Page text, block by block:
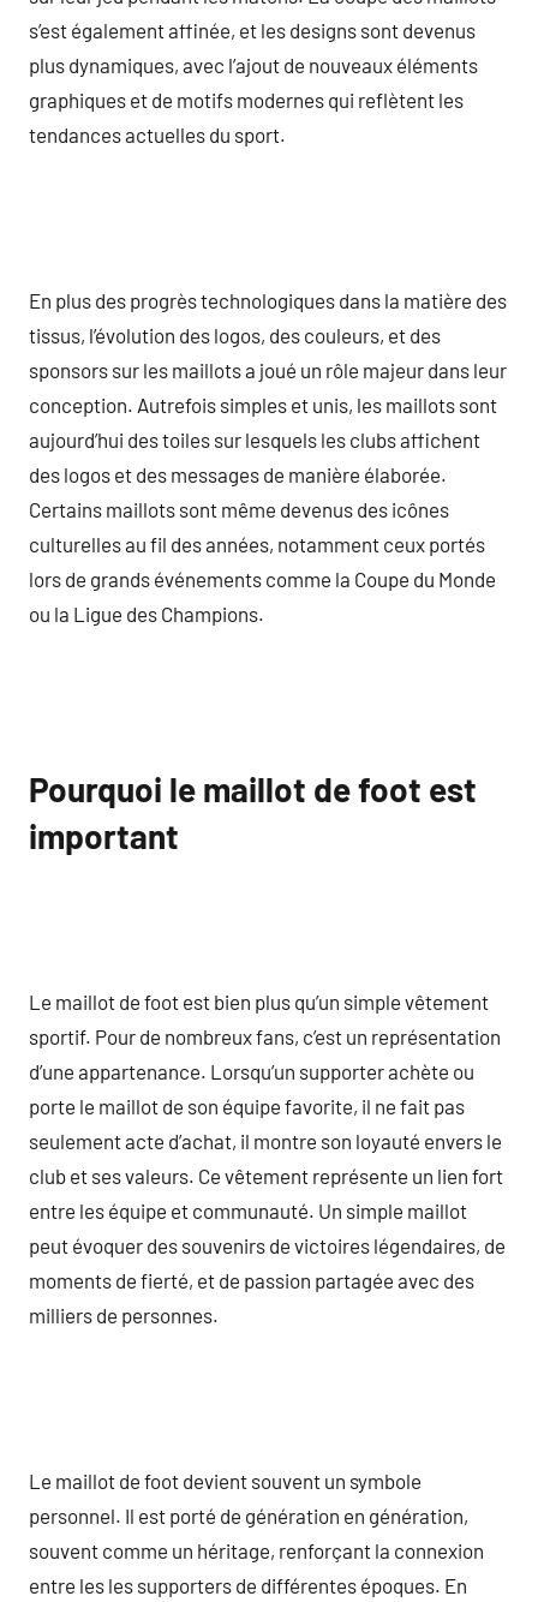
s’est également affinée, et les designs sont devenus
plus dynamiques, avec l’ajout de nouveaux éléments
graphiques et de motifs modernes qui reflètent les
tendances actuelles du sport.
En plus des progrès technologiques dans la matière des
tissus, l’évolution des logos, des couleurs, et des
sponsors sur les maillots a joué un rôle majeur dans leur
conception. Autrefois simples et unis, les maillots sont
aujourd’hui des toiles sur lesquels les clubs affichent
des logos et des messages de manière élaborée.
Certains maillots sont même devenus des icônes
culturelles au fil des années, notamment ceux portés
lors de grands événements comme la Coupe du Monde
ou la Ligue des Champions.
Pourquoi le maillot de foot est
important
Le maillot de foot est bien plus qu’un simple vêtement
sportif. Pour de nombreux fans, c’est un représentation
d’une appartenance. Lorsqu’un supporter achète ou
porte le maillot de son équipe favorite, il ne fait pas
seulement acte d’achat, il montre son loyauté envers le
club et ses valeurs. Ce vêtement représente un lien fort
entre les équipe et communauté. Un simple maillot
peut évoquer des souvenirs de victoires légendaires, de
moments de fierté, et de passion partagée avec des
milliers de personnes.
Le maillot de foot devient souvent un symbole
personnel. Il est porté de génération en génération,
souvent comme un héritage, renforçant la connexion
entre les les supporters de différentes époques. En